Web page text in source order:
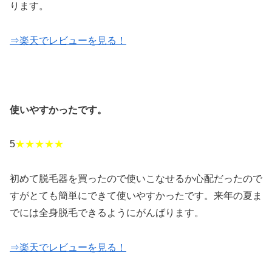
ります。
⇒楽天でレビューを見る！
使いやすかったです。
5★★★★★
初めて脱毛器を買ったので使いこなせるか心配だったので
すがとても簡単にできて使いやすかったです。来年の夏ま
でには全身脱毛できるようにがんばります。
⇒楽天でレビューを見る！